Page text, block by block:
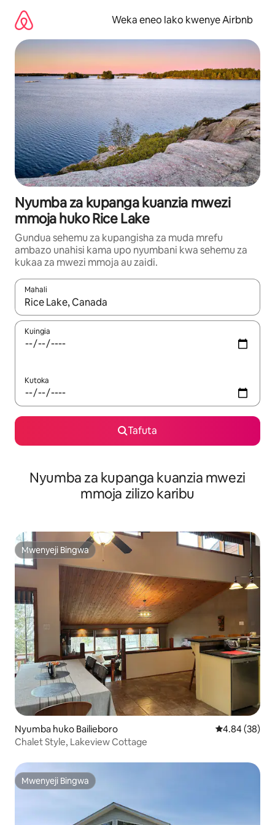
kwenda
kwenye
maudhui
Weka eneo lako kwenye Airbnb
Nyumba za kupanga kuanzia mwezi
mmoja huko Rice Lake
Gundua sehemu za kupangisha za muda mrefu
ambazo unahisi kama upo nyumbani kwa sehemu za
kukaa za mwezi mmoja au zaidi.
Mahali
Wakati matokeo yanapatikana, vinjari kwa kutumia vitufe vya
Kuingia
Kutoka
Tafuta
Nyumba za kupanga kuanzia mwezi
mmoja zilizo karibu
Mwenyeji Bingwa
Mwenyeji Bingwa
Nyumba huko Bailieboro Ukadiriaji wa
4.84 (38)
Chalet Style, Lakeview Cottage
Mwenyeji Bingwa
Mwenyeji Bingwa